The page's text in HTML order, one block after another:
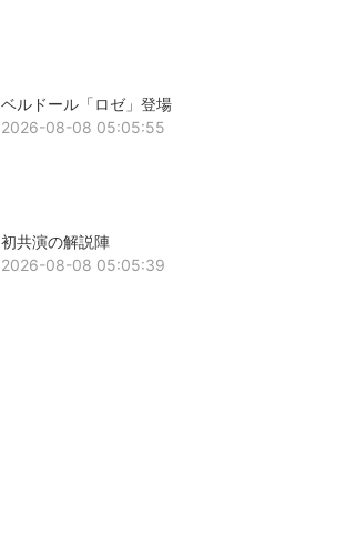
ベルドール「ロゼ」登場
2026-08-08 05:05:55
初共演の解説陣
2026-08-08 05:05:39